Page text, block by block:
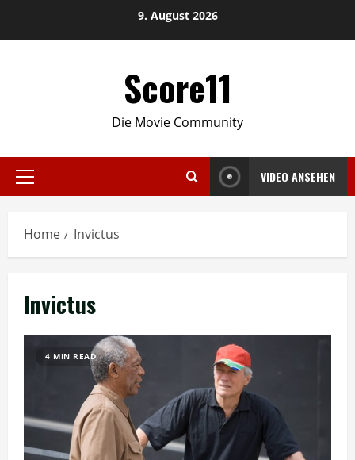
9. August 2026
Score11
Die Movie Community
Primary
VIDEO ANSEHEN
Home Invictus
Invictus
4 MIN READ